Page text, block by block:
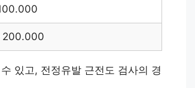
200.000
있고, 전정유발 근전도 검사의 경